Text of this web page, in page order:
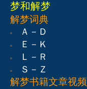
梦和解梦
解梦词典
Ａ－Ｄ
Ｅ－Ｋ
Ｌ－Ｒ
Ｓ－Ｚ
解梦书籍文章视频